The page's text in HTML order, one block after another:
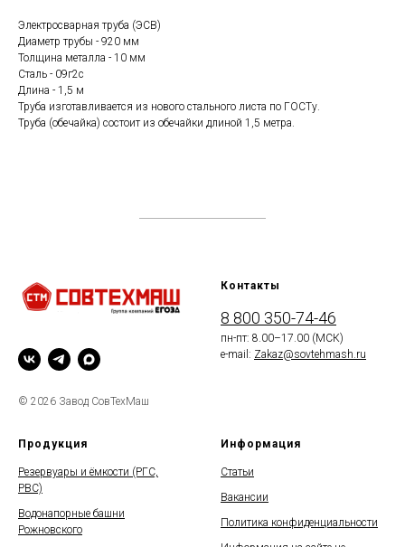
Электросварная труба (ЭСВ)
Диаметр трубы - 920 мм
Толщина металла - 10 мм
Сталь - 09г2с
Длина - 1,5 м
Труба изготавливается из нового стального листа по ГОСТу.
Труба (обечайка) состоит из обечайки длиной 1,5 метра.
© 2026 Завод СовТехМаш
Контакты
8 800 350-74-46
пн-пт: 8.00–17.00 (МСК)
e-mail: Zakaz@sovtehmash.ru
Продукция
Резервуары и ёмкости (РГС,
РВС)
Водонапорные башни
Рожновского
Информация
Статьи
Вакансии
Политика конфиденциальности